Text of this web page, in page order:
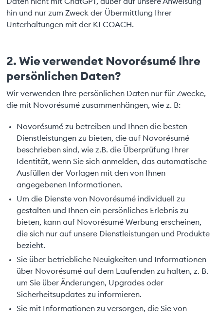
hin und nur zum Zweck der Übermittlung Ihrer
Unterhaltungen mit der KI COACH.
2. Wie verwendet Novorésumé Ihre
persönlichen Daten?
Wir verwenden Ihre persönlichen Daten nur für Zwecke,
die mit Novorésumé zusammenhängen, wie z. B:
Novorésumé zu betreiben und Ihnen die besten
Dienstleistungen zu bieten, die auf Novorésumé
beschrieben sind, wie z.B. die Überprüfung Ihrer
Identität, wenn Sie sich anmelden, das automatische
Ausfüllen der Vorlagen mit den von Ihnen
angegebenen Informationen.
Um die Dienste von Novorésumé individuell zu
gestalten und Ihnen ein persönliches Erlebnis zu
bieten, kann auf Novorésumé Werbung erscheinen,
die sich nur auf unsere Dienstleistungen und Produkte
bezieht.
Sie über betriebliche Neuigkeiten und Informationen
über Novorésumé auf dem Laufenden zu halten, z. B.
um Sie über Änderungen, Upgrades oder
Sicherheitsupdates zu informieren.
Sie mit Informationen zu versorgen, die Sie von